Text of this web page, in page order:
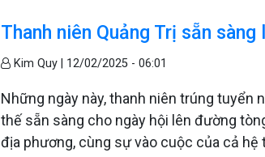
Thanh niên Quảng Trị sẵn
Kim Quy | 12/02/2025 - 06:01
Những ngày này, thanh niên trúng tuyển
thế sẵn sàng cho ngày hội lên đường
địa phương, cùng sự vào cuộc của cả